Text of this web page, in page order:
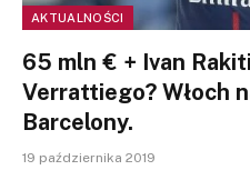
AKTUALNOŚCI
65 mln € + Ivan
Verrattiego? Włoch
Barcelony.
19 października 2019